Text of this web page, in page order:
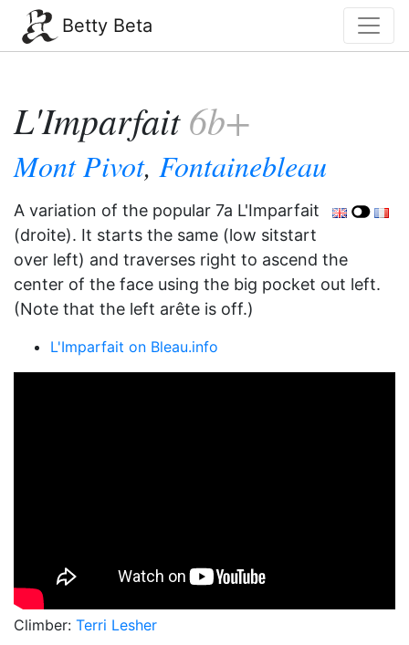
Betty Beta
L'Imparfait6b+
Mont Pivot, Fontainebleau
A variation of the popular 7a L'Imparfait
(droite). It starts the same (low sitstart
over left) and traverses right to ascend the
center of the face using the big pocket out left.
(Note that the left arête is off.)
L'Imparfait on Bleau.info
Climber: Terri Lesher